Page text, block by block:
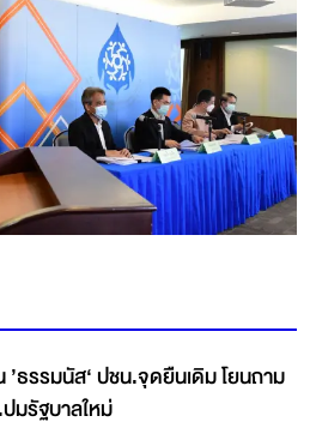
น ’ธรรมนัส‘ ปชน.จุดยืนเดิม โยนถาม
รัฐบาลใหม่